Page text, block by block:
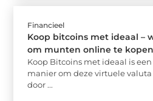
Financieel
Koop bitcoins met ideaal –
om munten online te kopen
Koop Bitcoins met ideaal is
manier om deze virtuele
door ...